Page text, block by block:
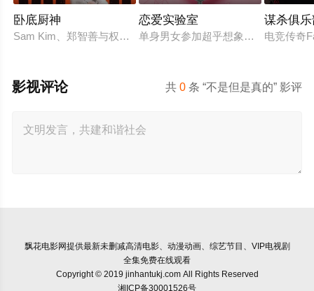
卧底厨神
Sam Kim、郑智善与权圣晙早已在韩国料理界闯出名号，成为
恋爱实验室
单身男女参加超乎想象的荒唐相亲，
谋杀俱
电竞传奇
共0 条 “不是但是真的” 影评
影视评论
飘花电影网提供最新未删减高清电影、动漫动画、综艺节目、VIP电视剧
全集免费在线观看
Copyright © 2019 jinhantukj.com All Rights Reserved
湘ICP备30001526号